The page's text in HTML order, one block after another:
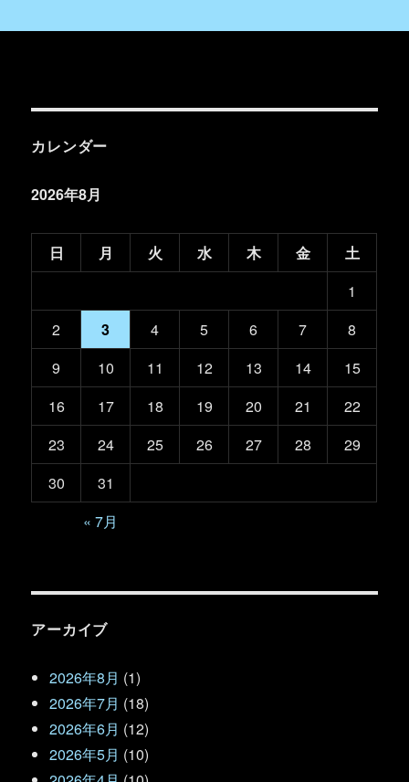
カレンダー
2026年8月
日 月 火 水 木 金
土
1
2
3 4 5 6 7
8
9
10 11 12 13 14
15
16
17 18 19 20 21
22
23
24 25 26 27 28
29
30
31
« 7月
アーカイブ
2026年8月 (1)
2026年7月 (18)
2026年6月 (12)
2026年5月 (10)